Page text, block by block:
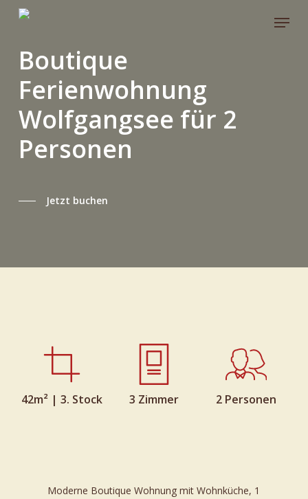
content
Menu
Boutique
Ferienwohnung
Wolfgangsee für 2
Personen
Jetzt buchen
42m² | 3. Stock 3 Zimmer 2 Personen
Moderne Boutique Wohnung mit Wohnküche, 1